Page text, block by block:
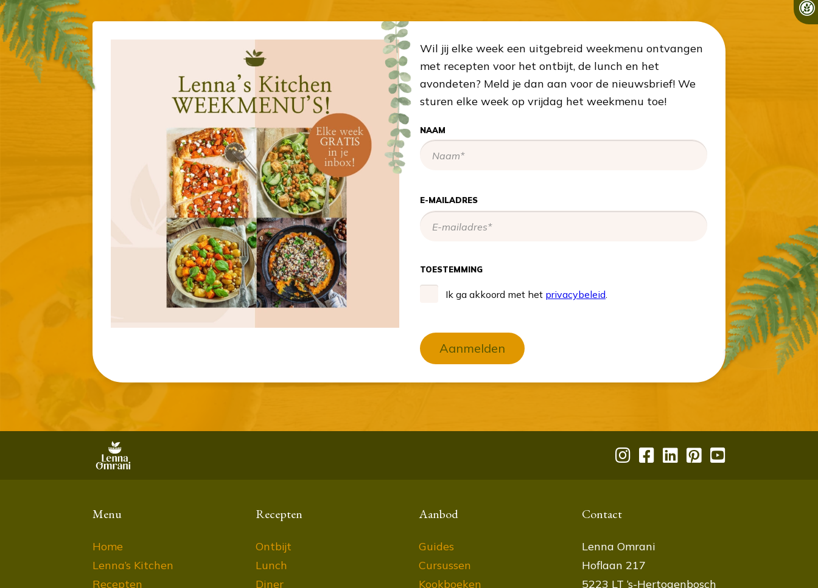
Wil jij elke week een uitgebreid weekmenu ontvangen
met recepten voor het ontbijt, de lunch en het
avondeten? Meld je dan aan voor de nieuwsbrief! We
sturen elke week op vrijdag het weekmenu toe!
NAAM
E-MAILADRES
TOESTEMMING
Ik ga akkoord met het privacybeleid.
Aanmelden
Menu
Home
Lenna’s Kitchen
Recepten
Recepten
Ontbijt
Lunch
Diner
Aanbod
Guides
Cursussen
Kookboeken
Contact
Lenna Omrani
Hoflaan 217
5223 LT ‘s-Hertogenbosch